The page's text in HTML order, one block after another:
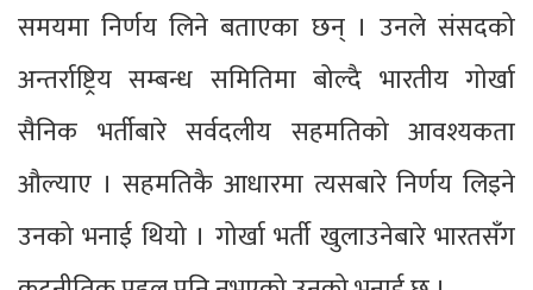
समयमा निर्णय लिने बताएका छन् । उनले संसदको
अन्तर्राष्ट्रिय सम्बन्ध समितिमा बोल्दै भारतीय गोर्खा
सैनिक भर्तीबारे सर्वदलीय सहमतिको आवश्यकता
औल्याए । सहमतिकै आधारमा त्यसबारे निर्णय लिइने
उनको भनाई थियो । गोर्खा भर्ती खुलाउनेबारे भारतसँग